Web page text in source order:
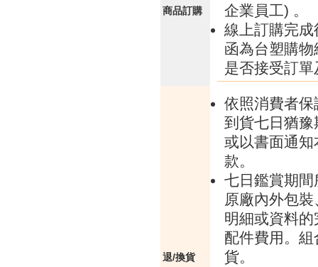
商品訂購
企業員工) 。
線上訂購完
函為台塑購
是否接受訂
退/換貨
依照消費者
到貨七日猶
或以書面通
款。
七日鑑賞期
原廠內外包
明細或資料
配件費用。
貨。